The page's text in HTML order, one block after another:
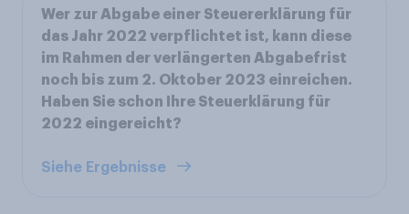
Wer zur Abgabe einer Steuererklärung für
das Jahr 2022 verpflichtet ist, kann diese
im Rahmen der verlängerten Abgabefrist
noch bis zum 2. Oktober 2023 einreichen.
Haben Sie schon Ihre Steuerklärung für
2022 eingereicht?
Siehe Ergebnisse